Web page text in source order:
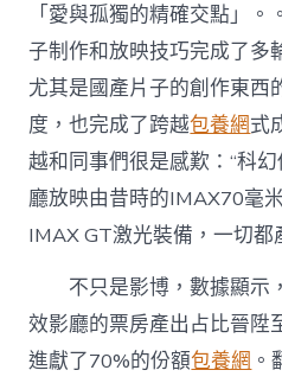
「愛與孤獨的精確交點」
子制作和放映技巧完成了多
尤其是國產片子的創作東西
度，也完成了跨越包養網式
越和同事們很是感歎：“科
廳放映由昔時的IMAX70毫
IMAX GT激光裝備，一切都
不只是影博，數據顯示
效影廳的票房產出占比晉陞
進獻了70%的份額包養網